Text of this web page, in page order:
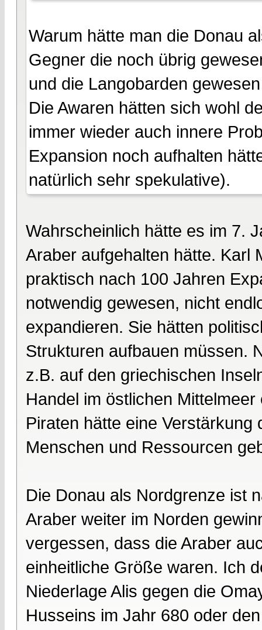
Warum hätte man die Donau
Gegner die noch übrig
und die Langobarden
Die Awaren hätten sich wohl
immer wieder auch innere
Expansion noch aufhalten
natürlich sehr spekulative).
Wahrscheinlich hätte es im 7.
Araber aufgehalten hätte. Karl
praktisch nach 100 Jahren
notwendig gewesen, nicht
expandieren. Sie hätten
Strukturen aufbauen müssen.
z.B. auf den griechischen
Handel im östlichen
Piraten hätte eine
Menschen und Ressourcen
Die Donau als Nordgrenze ist
Araber weiter im Norden
vergessen, dass die Araber
einheitliche Größe waren. Ich
Niederlage Alis gegen die
Husseins im Jahr 680 oder